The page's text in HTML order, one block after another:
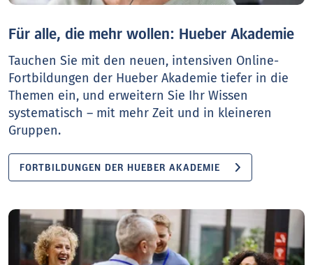
Für alle, die mehr wollen: Hueber Akademie
Tauchen Sie mit den neuen, intensiven Online-
Fortbildungen der Hueber Akademie tiefer in die
Themen ein, und erweitern Sie Ihr Wissen
systematisch – mit mehr Zeit und in kleineren
Gruppen.
FORTBILDUNGEN DER HUEBER AKADEMIE